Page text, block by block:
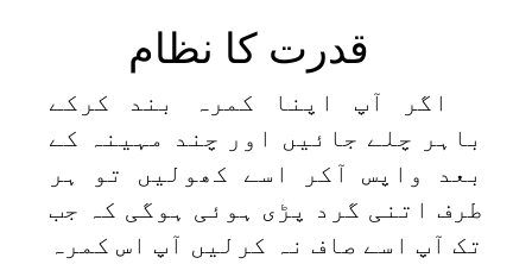
قدرت کا نظام
اگر آپ اپنا کمرہ بند کرکے
باہر چلے جائیں اور چند مہینہ کے
بعد واپس آکر اسے کھولیں تو ہر
طرف اتنی گرد پڑی ہوئی ہوگی کہ جب
تک آپ اسے صاف نہ کرلیں آپ اس کمرہ